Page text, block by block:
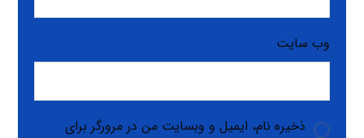
وب‌ سایت
ذخیره نام، ایمیل و وبسایت من در مرورگر برای